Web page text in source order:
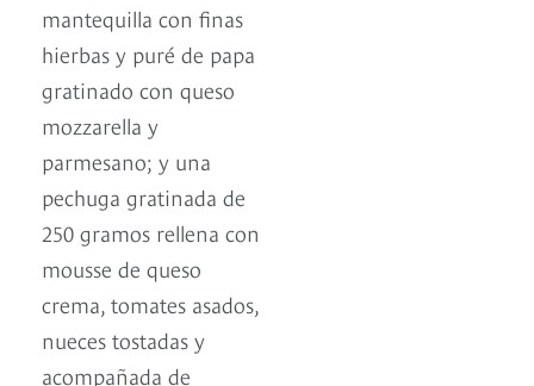
mantequilla con finas
hierbas y puré de papa
gratinado con queso
mozzarella y
parmesano; y una
pechuga gratinada de
250 gramos rellena con
mousse de queso
crema, tomates asados,
nueces tostadas y
acompañada de